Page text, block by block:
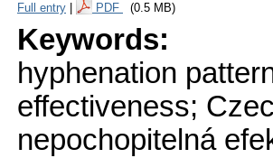
Full entry PDF (0.5 MB)
Keywords:
hyphenation
effectiveness;
nepochopitelná